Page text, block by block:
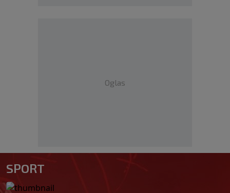
Oglas
SPORT